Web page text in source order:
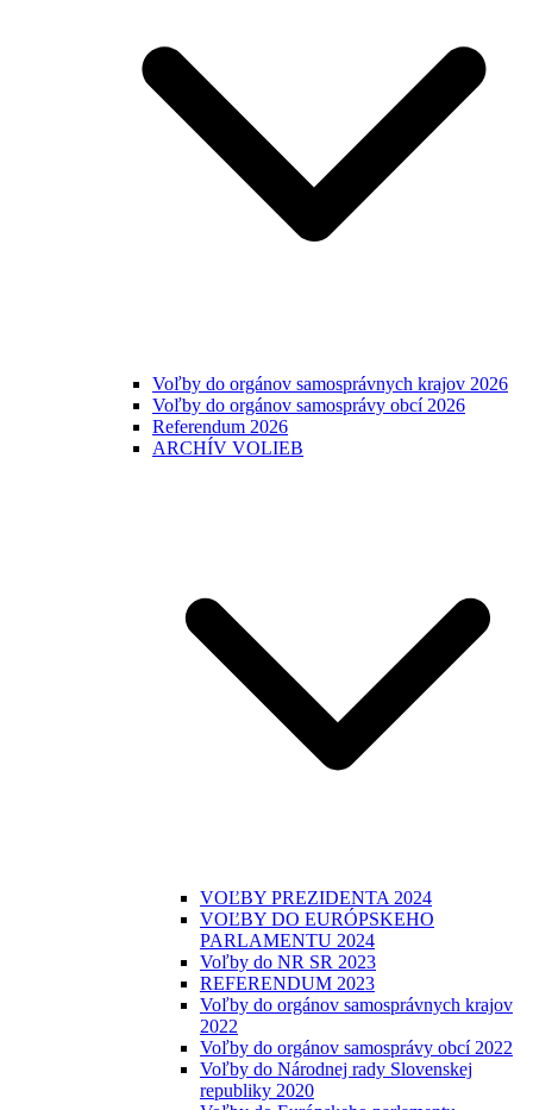
Voľby do orgánov samosprávnych krajov 2026
Voľby do orgánov samosprávy obcí 2026
Referendum 2026
ARCHÍV VOLIEB
VOĽBY PREZIDENTA 2024
VOĽBY DO EURÓPSKEHO
PARLAMENTU 2024
Voľby do NR SR 2023
REFERENDUM 2023
Voľby do orgánov samosprávnych krajov
2022
Voľby do orgánov samosprávy obcí 2022
Voľby do Národnej rady Slovenskej
republiky 2020